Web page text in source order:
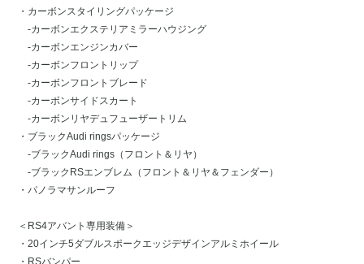
・カーボンスタイリングパッケージ
-カーボンエクステリアミラーハウジング
-カーボンエンジンカバー
-カーボンフロントリップ
-カーボンフロントブレード
-カーボンサイドスカート
-カーボンリヤデュフューザートリム
・ブラックAudi ringsパッケージ
-ブラックAudi rings（フロント＆リヤ）
-ブラックRSエンブレム（フロント＆リヤ＆フェンダー）
・パノラマサンルーフ
＜RS4アバント専用装備＞
・20インチ5ダブルスポークエッジデザインアルミホイール
・RSバンパー